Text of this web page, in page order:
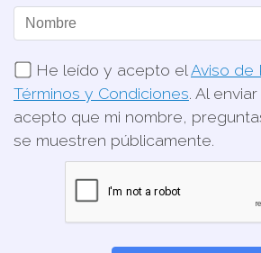
He leído y acepto el Aviso de
Términos y Condiciones. Al
acepto que mi nombre,
se muestren públicamente.